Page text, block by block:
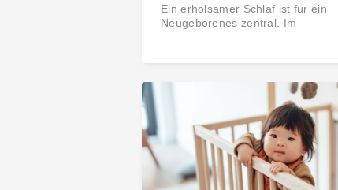
Ein erholsamer Schlaf ist für ein
Neugeborenes zentral. Im